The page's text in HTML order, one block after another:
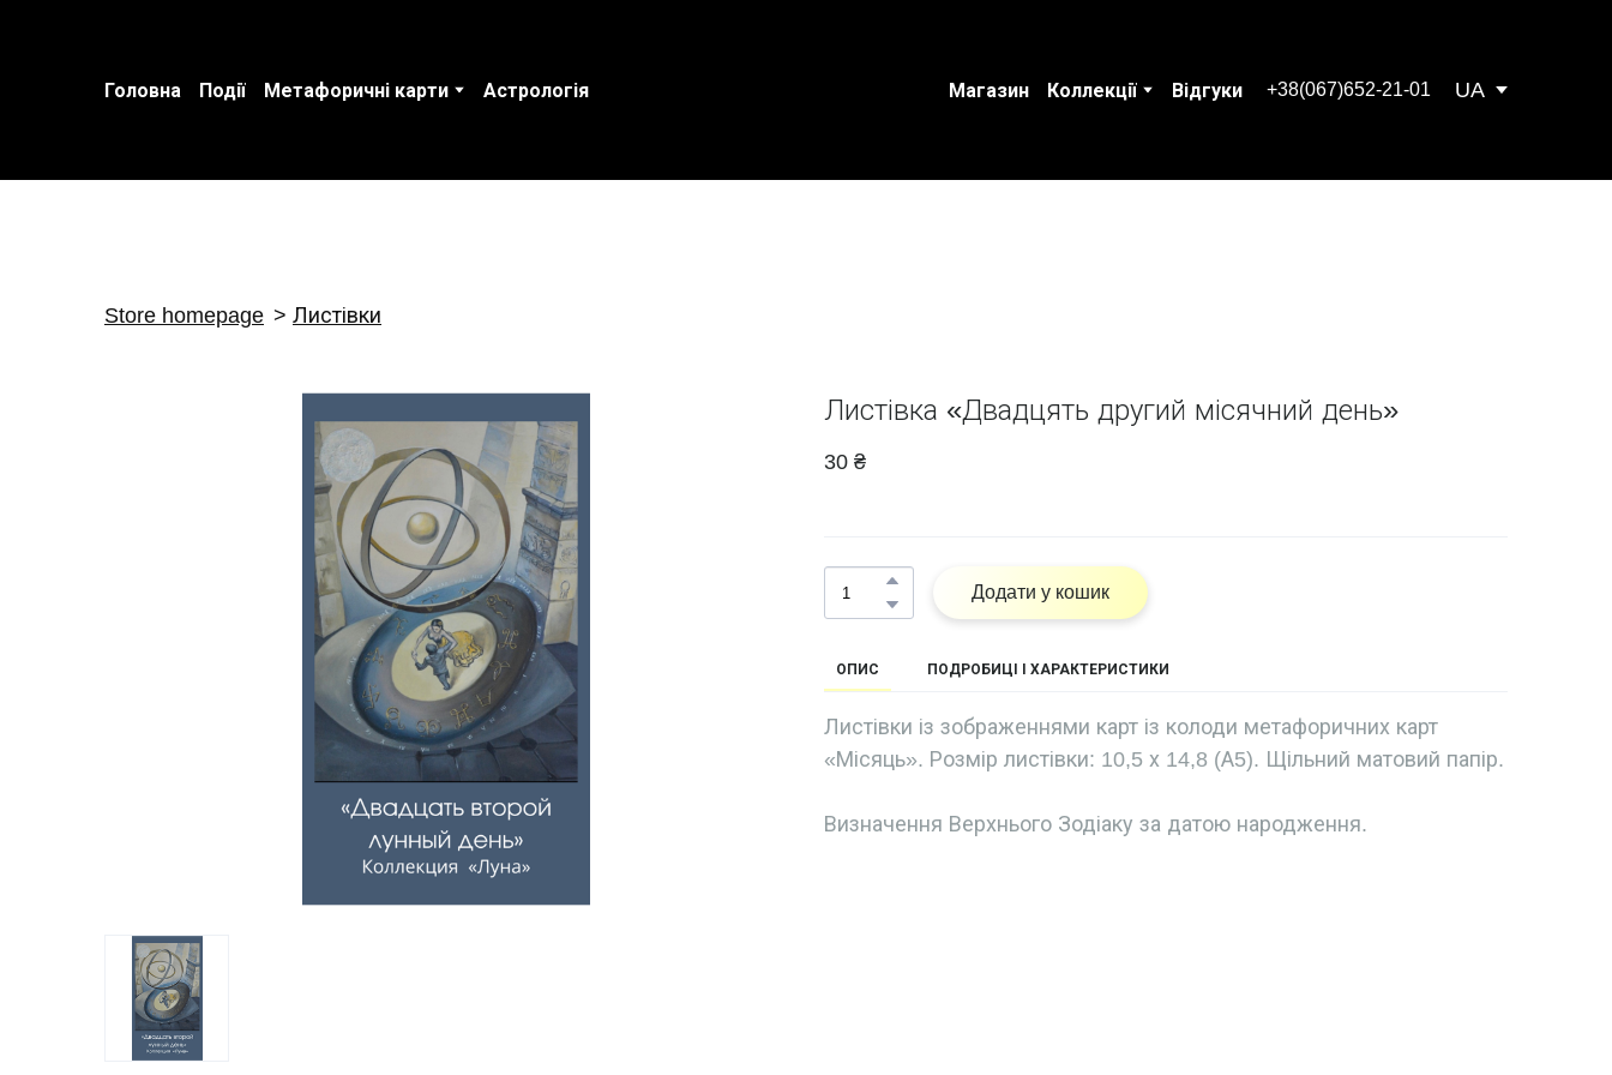
Головна Події Метафоричні карти Астрологія Магазин Коллекції Відгуки +38(067)652-21-01 UA
Store homepage Листівки
Листівка «Двадцять другий місячний день»
30 ₴
Додати у кошик
ОПИС ПОДРОБИЦІ І ХАРАКТЕРИСТИКИ
Листівки із зображеннями карт із колоди метафоричних карт
«Місяць». Розмір листівки: 10,5 х 14,8 (А5). Щільний матовий папір.
Визначення Верхнього Зодіаку за датою народження.